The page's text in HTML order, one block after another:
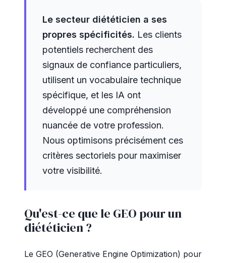
Le secteur diététicien a ses
propres spécificités. Les clients
potentiels recherchent des
signaux de confiance particuliers,
utilisent un vocabulaire technique
spécifique, et les IA ont
développé une compréhension
nuancée de votre profession.
Nous optimisons précisément ces
critères sectoriels pour maximiser
votre visibilité.
Qu'est-ce que le GEO pour un
diététicien ?
Le GEO (Generative Engine Optimization) pour